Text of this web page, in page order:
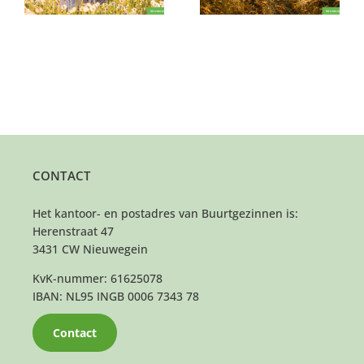
CONTACT
Het kantoor- en postadres van Buurtgezinnen is:
Herenstraat 47
3431 CW Nieuwegein
KvK-nummer: 61625078
IBAN: NL95 INGB 0006 7343 78
Contact